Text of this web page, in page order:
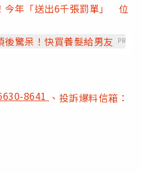
今年「送出6千張罰單」 位
驚呆！快買養髮給男友
PR
8641 、投訴爆料信箱：